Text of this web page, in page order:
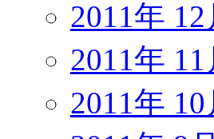
2011年 12
2011年 11
2011年 10